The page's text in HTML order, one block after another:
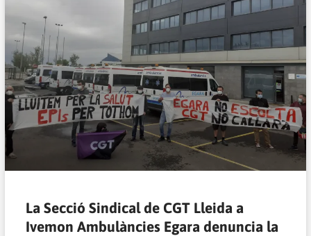
La Secció Sindical de CGT Lleida a
Ivemon Ambulàncies Egara denuncia la